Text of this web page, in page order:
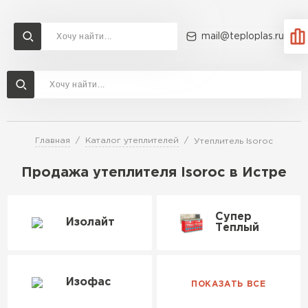
mail@teploplas.ru
Главная Каталог утеплителей Утеплитель Isoroc
Продажа утеплителя Isoroc в Истре
Изолайт
Супер
Теплый
Изофас
Доставка и оплата
Утеплитель Ветонит
Утеплитель Технониколь
Утеплитель Rockwool
Утеплитель Knauf